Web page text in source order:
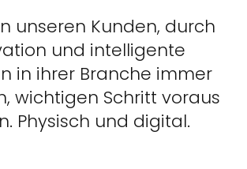
unseren Kunden, durch
und intelligente
in ihrer Branche immer
wichtigen Schritt voraus
Physisch und digital.